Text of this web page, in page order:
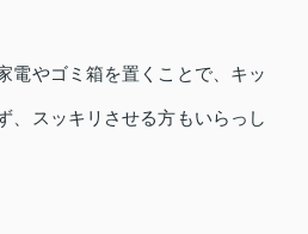
電やゴミ箱を置くことで、キッ
、スッキリさせる方もいらっし